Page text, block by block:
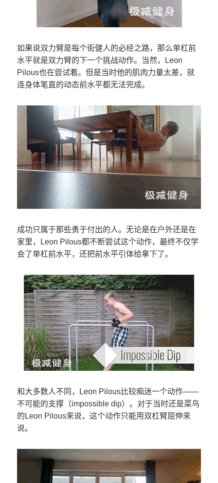
如果说双力臂是每个街健人的必经之路，那么单杠前
水平就是双力臂的下一个挑战动作。当然，Leon
Pilous也在尝试着。但是当时他的肌肉力量太差，就
连身体笔直的动态前水平都无法完成。
成功只属于那些勇于付出的人。无论是在户外还是在
家里，Leon Pilous都不断尝试这个动作，最终不仅学
会了单杠前水平，还把前水平引体给拿下了。
和大多数人不同，Leon Pilous比较痴迷一个动作——
不可能的支撑（impossible dip）。对于当时还是菜鸟
的Leon Pilous来说，这个动作只能用双杠臂屈伸来
说。